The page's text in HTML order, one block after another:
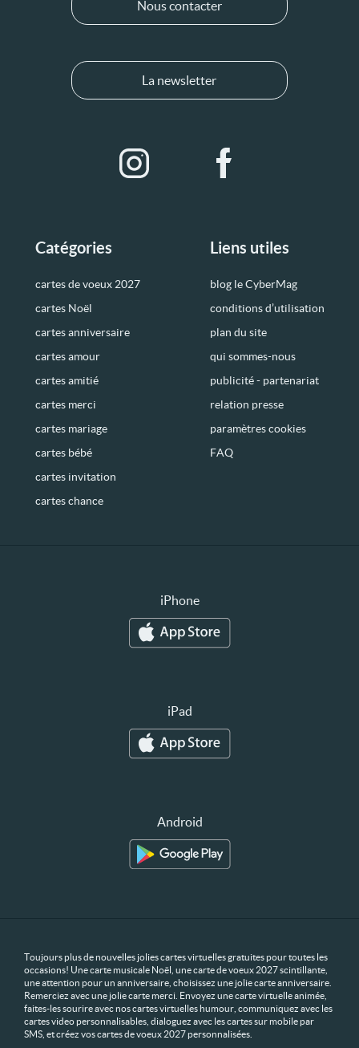
Catégories
cartes de voeux 2027
cartes Noël
cartes anniversaire
cartes amour
cartes amitié
cartes merci
cartes mariage
cartes bébé
cartes invitation
cartes chance
Liens utiles
blog le CyberMag
conditions d’utilisation
plan du site
qui sommes-nous
publicité - partenariat
relation presse
paramètres cookies
FAQ
Nous contacter
La newsletter
iPhone
iPad
Android
Toujours plus de nouvelles jolies cartes virtuelles gratuites pour toutes les
occasions! Une carte musicale Noël, une carte de voeux 2027 scintillante,
une attention pour un anniversaire, choisissez une jolie carte anniversaire.
Remerciez avec une jolie carte merci. Envoyez une carte virtuelle animée,
faites-les sourire avec nos cartes virtuelles humour, communiquez avec les
cartes video personnalisables, dialoguez avec les cartes sur mobile par
SMS, et créez vos cartes de voeux 2027 personnalisées.